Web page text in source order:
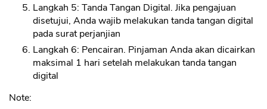
Langkah 5: Tanda Tangan Digital. Jika pengajuan
disetujui, Anda wajib melakukan tanda tangan digital
pada surat perjanjian
Langkah 6: Pencairan. Pinjaman Anda akan dicairkan
maksimal 1 hari setelah melakukan tanda tangan
digital
Note: